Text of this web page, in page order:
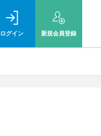
ログイン 新規会員登録